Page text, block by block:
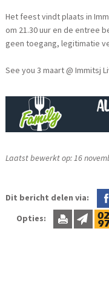
Het feest vindt plaats in
om 21.30 uur en de entree
geen toegang, legitimatie
See you 3 maart @ Immitsj
Laatst bewerkt op: 16
Dit bericht delen via:
Opties: